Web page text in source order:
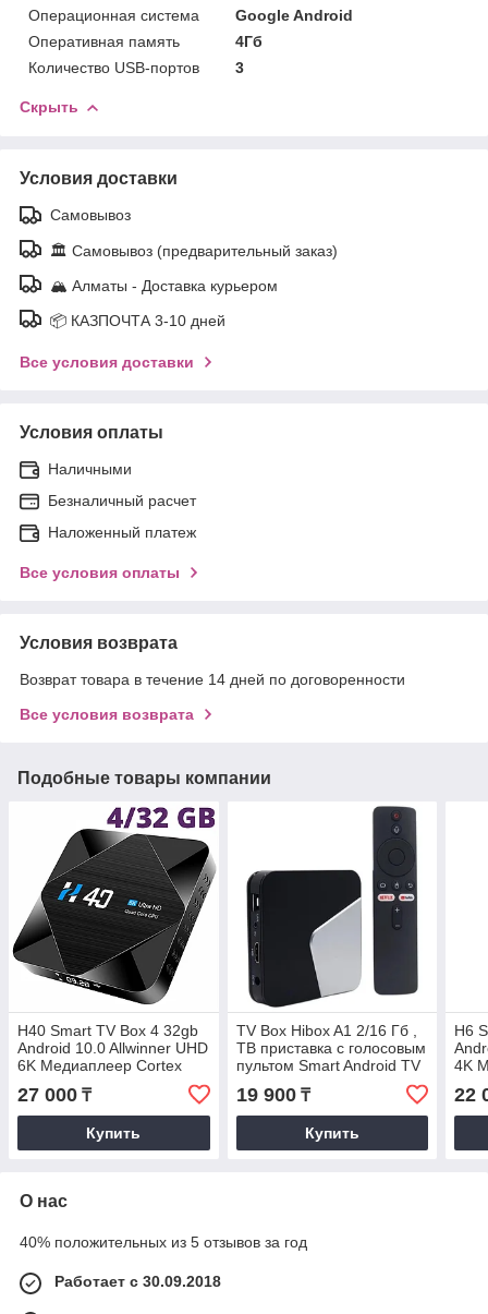
Операционная система
Google Android
Оперативная память
4Гб
Количество USB-портов
3
Скрыть
Условия доставки
Самовывоз
🏛️ Самовывоз (предварительный заказ)
🏔️ Алматы - Доставка курьером
📦 КАЗПОЧТА 3-10 дней
Все условия доставки
Условия оплаты
Наличными
Безналичный расчет
Наложенный платеж
Все условия оплаты
Условия возврата
Возврат товара в течение 14 дней по договоренности
Все условия возврата
Подобные товары компании
H40 Smart TV Box 4 32gb
Android 10.0 Allwinner UHD
6K Медиаплеер Cortex
андроид smartbox
27 000 ₸
Купить
TV Box Hibox A1 2/16 Гб ,
ТВ приставка с голосовым
пультом Smart Android TV
19 900₸
Купить
H6
4K
22
О нас
40% положительных из 5 отзывов за год
Работает с 30.09.2018